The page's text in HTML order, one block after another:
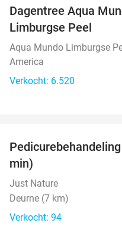
Dagentree Aqua
Limburgse Peel
Aqua Mundo Limburgse
America
Verkocht: 6.520
min)
Just Nature
Deurne (7 km)
Verkocht: 94